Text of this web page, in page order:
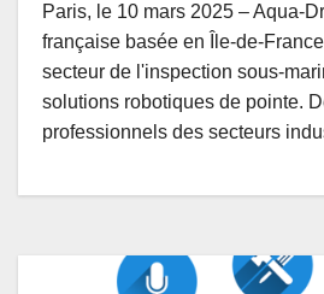
Paris, le 10 mars 2025 – Aqua-
française basée en Île-de-
secteur de l'inspection sous-
solutions robotiques de pointe.
professionnels des secteurs